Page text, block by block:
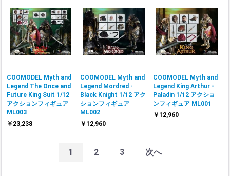
COOMODEL Myth and
Legend The Once and
Future King Suit 1/12
アクションフィギュア
ML003
￥23,238
COOMODEL Myth and
Legend Mordred -
Black Knight 1/12 アク
ションフィギュア
ML002
￥12,960
COOMODEL Myth and
Legend King Arthur -
Paladin 1/12 アクショ
ンフィギュア ML001
￥12,960
1 2 3 次へ